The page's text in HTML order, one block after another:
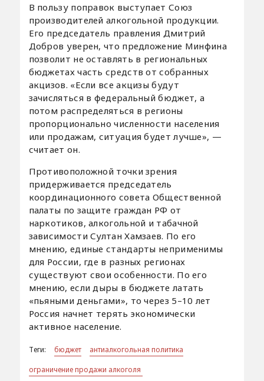
В пользу поправок выступает Союз
производителей алкогольной продукции.
Его председатель правления Дмитрий
Добров уверен, что предложение Минфина
позволит не оставлять в региональных
бюджетах часть средств от собранных
акцизов. «Если все акцизы будут
зачисляться в федеральный бюджет, а
потом распределяться в регионы
пропорционально численности населения
или продажам, ситуация будет лучше», —
считает он.
Противоположной точки зрения
придерживается председатель
координационного совета Общественной
палаты по защите граждан РФ от
наркотиков, алкогольной и табачной
зависимости Султан Хамзаев. По его
мнению, единые стандарты неприменимы
для России, где в разных регионах
существуют свои особенности. По его
мнению, если дыры в бюджете латать
«пьяными деньгами», то через 5–10 лет
Россия начнет терять экономически
активное население.
Теги: бюджет
антиалкогольная политика
ограничение продажи алкоголя